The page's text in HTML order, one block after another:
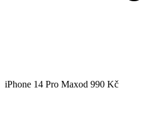
iPhone 14 Pro Maxod 990 Kč